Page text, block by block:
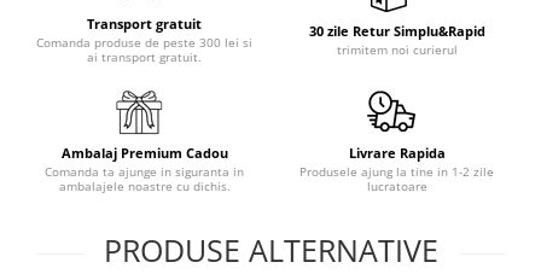
Transport gratuit
Comanda produse de peste 300 lei si
ai transport gratuit.
30 zile Retur Simplu&Rapid
trimitem noi curierul
Ambalaj Premium Cadou
Comanda ta ajunge in siguranta in
ambalajele noastre cu dichis.
Livrare Rapida
Produsele ajung la tine in 1-2 zile
lucratoare
PRODUSE ALTERNATIVE